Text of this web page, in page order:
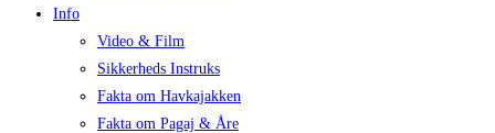
Info
Video & Film
Sikkerheds Instruks
Fakta om Havkajakken
Fakta om Pagaj & Åre